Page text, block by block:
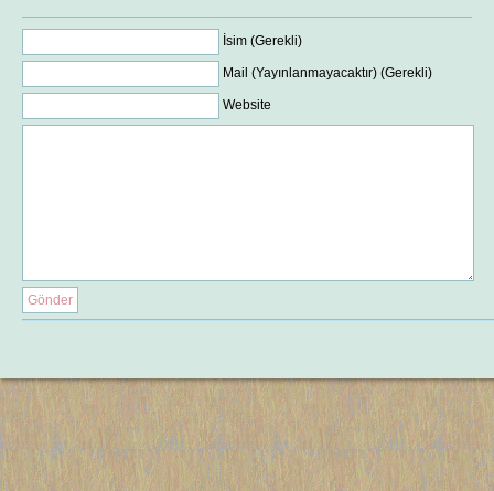
İsim (Gerekli)
Mail (Yayınlanmayacaktır) (Gerekli)
Website